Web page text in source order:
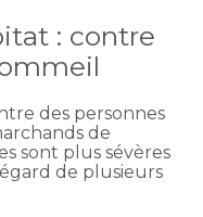
: contre
des personnes
de
sont plus sévères
de plusieurs